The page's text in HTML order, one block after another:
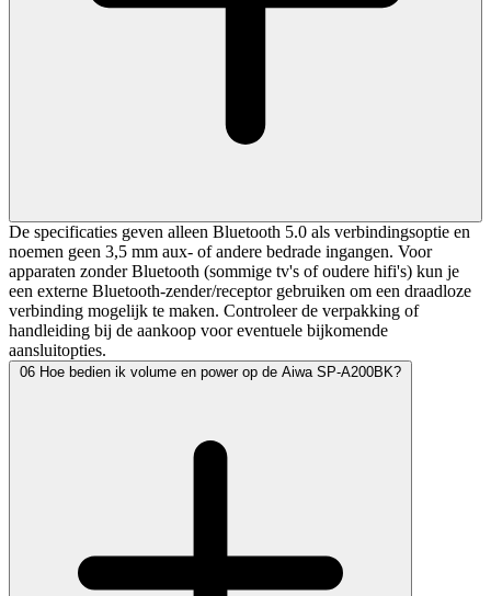
De specificaties geven alleen Bluetooth 5.0 als verbindingsoptie en
noemen geen 3,5 mm aux- of andere bedrade ingangen. Voor
apparaten zonder Bluetooth (sommige tv's of oudere hifi's) kun je
een externe Bluetooth-zender/receptor gebruiken om een draadloze
verbinding mogelijk te maken. Controleer de verpakking of
handleiding bij de aankoop voor eventuele bijkomende
aansluitopties.
06 Hoe bedien ik volume en power op de Aiwa SP-A200BK?